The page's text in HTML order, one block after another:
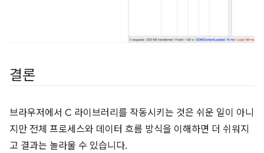
결론
브라우저에서 C 라이브러리를 작동시키는 것은 쉬운 일이 아니
지만 전체 프로세스와 데이터 흐름 방식을 이해하면 더 쉬워지
고 결과는 놀라울 수 있습니다.